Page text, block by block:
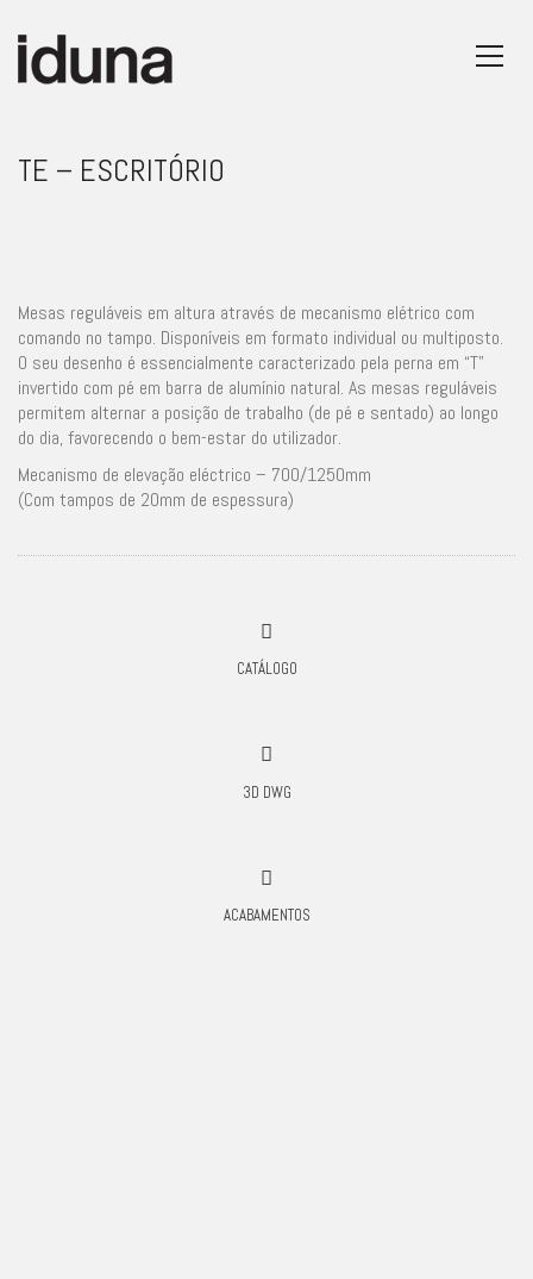
TE – ESCRITÓRIO
Mesas reguláveis em altura através de mecanismo elétrico com
comando no tampo. Disponíveis em formato individual ou multiposto.
O seu desenho é essencialmente caracterizado pela perna em “T”
invertido com pé em barra de alumínio natural. As mesas reguláveis
permitem alternar a posição de trabalho (de pé e sentado) ao longo
do dia, favorecendo o bem-estar do utilizador.
Mecanismo de elevação eléctrico – 700/1250mm
(Com tampos de 20mm de espessura)
CATÁLOGO
3D DWG
ACABAMENTOS